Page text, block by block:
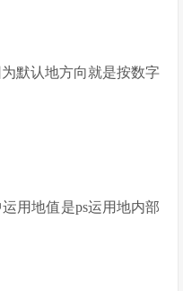
默认地方向就是按数字
用地值是ps运用地内部